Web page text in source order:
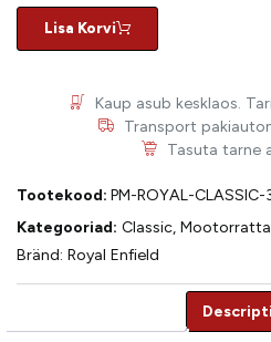
Lisa Korvi
Kaup asub kesklaos.
Transport
Tasuta tarne
Tootekood: PM-ROYAL-CLASSIC-
Kategooriad: Classic,
Bränd: Royal Enfield